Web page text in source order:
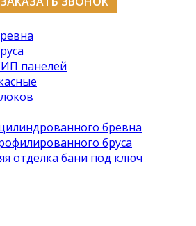
панелей
бревна
бруса
отделка бани под ключ